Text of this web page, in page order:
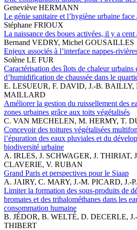
Geneviève HERMANN
Le génie sanitaire et l’hygiène urbaine
Stéphane FRIOUX
La naissance des boues activées, il y a cent
Bernand VEDRY, Michel GOUSAILLES
Enjeux associés à l’interface nappes-
Solène LE FUR
Caractérisation des îlots de chaleur urbains
d’humidification de chaussée dans le
E. LESUEUR, F. DAVID, J.-B. BAILLY,
MAILLARD
Améliorer la gestion du ruissellement des
zones urbaines grâce aux toits végétalisés
C. VAN MECHELEN, M. HERMY, T.
Concevoir des toitures végétalisées
l’épuration des eaux pluviales et du
biodiversité urbaine
A. IRLES, J. SCHWAGER, J. THIRIAT,
CLAVERIE, V. RUBAN
Grand Paris et perspectives pour le Siaap
A. JAIRY, C. MARY, J.-M. PICARD, J.-
Limiter la formation des sous-produits de
bromates et des trihalométhanes dans les
consommation humaine
B. JÉDOR, B. WELTÉ, D. DECERLE,
THIBERT